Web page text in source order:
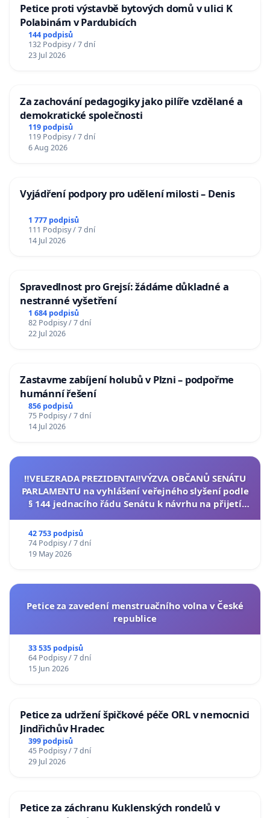
Petice proti výstavbě bytových domů v ulici K
Polabinám v Pardubicích
144 podpisů
132 Podpisy / 7 dní
23 Jul 2026
Za zachování pedagogiky jako pilíře vzdělané a
demokratické společnosti
119 podpisů
119 Podpisy / 7 dní
6 Aug 2026
Vyjádření podpory pro udělení milosti – Denis
1 777 podpisů
111 Podpisy / 7 dní
14 Jul 2026
Spravedlnost pro Grejsí: žádáme důkladné a
nestranné vyšetření
1 684 podpisů
82 Podpisy / 7 dní
22 Jul 2026
Zastavme zabíjení holubů v Plzni – podpořme
humánní řešení
856 podpisů
75 Podpisy / 7 dní
14 Jul 2026
‼️VELEZRADA PREZIDENTA‼️VÝZVA OBČANŮ SENÁTU
PARLAMENTU na vyhlášení veřejného slyšení podle
§ 144 jednacího řádu Senátu k návrhu na přijetí
42 753 podpisů
74 Podpisy / 7 dní
19 May 2026
Petice za zavedení menstruačního volna v České
republice
33 535 podpisů
64 Podpisy / 7 dní
15 Jun 2026
Petice za udržení špičkové péče ORL v nemocnici
Jindřichův Hradec
399 podpisů
45 Podpisy / 7 dní
29 Jul 2026
Petice za záchranu Kuklenských rondelů v